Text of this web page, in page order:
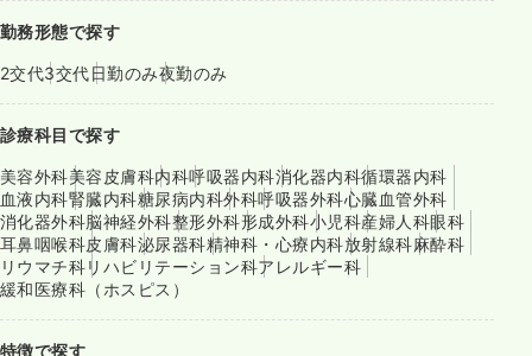
勤務形態で探す
2交代3交代日勤のみ夜勤のみ
診療科目で探す
美容外科美容皮膚科内科呼吸器内科消化器内科循環器内科
血液内科腎臓内科糖尿病内科外科呼吸器外科心臓血管外科
消化器外科脳神経外科整形外科形成外科小児科産婦人科眼科
耳鼻咽喉科皮膚科泌尿器科精神科・心療内科放射線科麻酔科
リウマチ科リハビリテーション科アレルギー科
緩和医療科（ホスピス）
特徴で探す